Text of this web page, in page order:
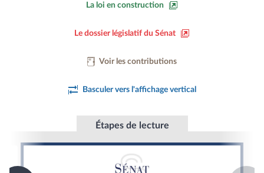
La loi en construction
Le dossier législatif du Sénat
Voir les contributions
Basculer vers l'affichage vertical
Étapes de lecture